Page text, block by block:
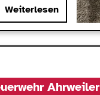
Weiterlesen
Ahrweiler